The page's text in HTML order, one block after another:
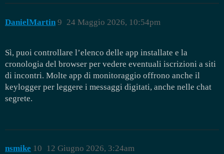
DanielMartin 24 Maggio 2026, 10:54pm
9
Sì, puoi controllare l’elenco delle app installate e la
cronologia del browser per vedere eventuali iscrizioni a siti
di incontri. Molte app di monitoraggio offrono anche il
keylogger per leggere i messaggi digitati, anche nelle chat
segrete.
nsmike 12 Giugno 2026, 3:24am
10